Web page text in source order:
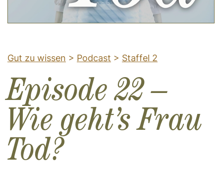
Gut zu wissen > Podcast > Staffel 2
Episode 22 –
Wie geht’s Frau
Tod?